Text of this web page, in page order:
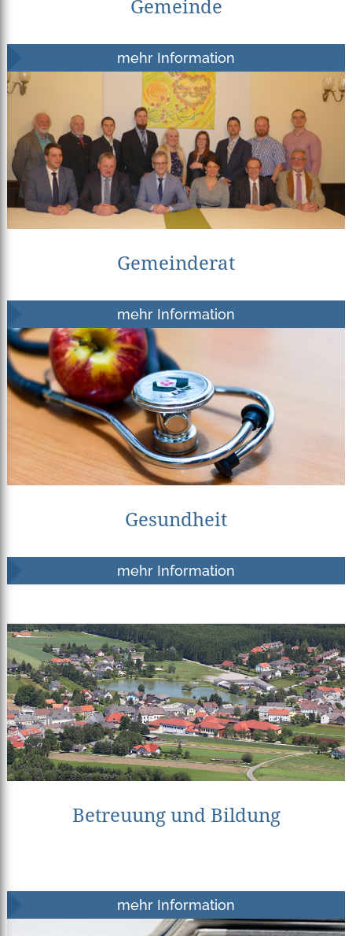
Gemeinde
mehr Information
Gemeinderat
mehr Information
Gesundheit
mehr Information
Betreuung und Bildung
mehr Information